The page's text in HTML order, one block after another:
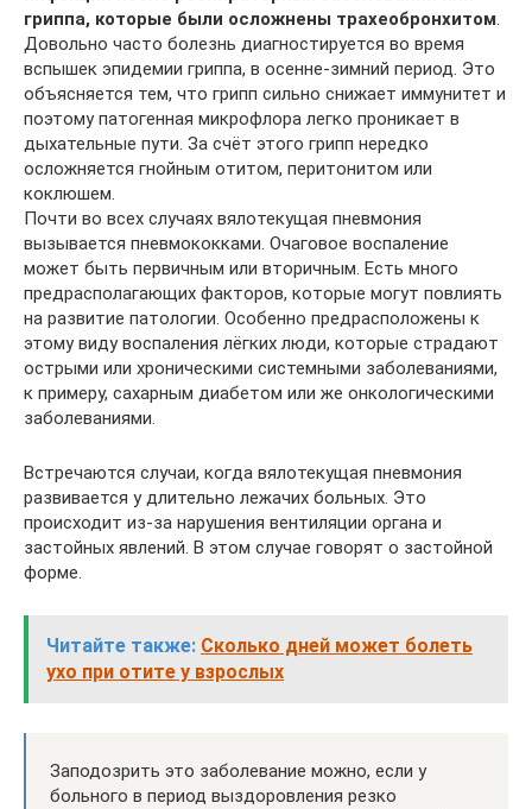
гриппа, которые были осложнены трахеобронхитом.
Довольно часто болезнь диагностируется во время
вспышек эпидемии гриппа, в осенне-зимний период. Это
объясняется тем, что грипп сильно снижает иммунитет и
поэтому патогенная микрофлора легко проникает в
дыхательные пути. За счёт этого грипп нередко
осложняется гнойным отитом, перитонитом или
коклюшем.
Почти во всех случаях вялотекущая пневмония
вызывается пневмококками. Очаговое воспаление
может быть первичным или вторичным. Есть много
предрасполагающих факторов, которые могут повлиять
на развитие патологии. Особенно предрасположены к
этому виду воспаления лёгких люди, которые страдают
острыми или хроническими системными заболеваниями,
к примеру, сахарным диабетом или же онкологическими
заболеваниями.
Встречаются случаи, когда вялотекущая пневмония
развивается у длительно лежачих больных. Это
происходит из-за нарушения вентиляции органа и
застойных явлений. В этом случае говорят о застойной
форме.
Читайте также: Сколько дней может болеть
ухо при отите у взрослых
Заподозрить это заболевание можно, если у
больного в период выздоровления резко